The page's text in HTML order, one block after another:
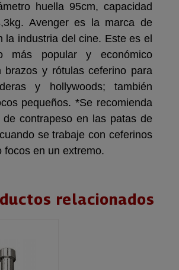
huella 95cm, capacidad
Avenger es la marca de
la industria del cine. Este es el
más popular y económico
brazos y rótulas ceferino para
y hollywoods; también
pequeños. *Se recomienda
de contrapeso en las patas de
se trabaje con ceferinos
focos en un extremo.
relacionados